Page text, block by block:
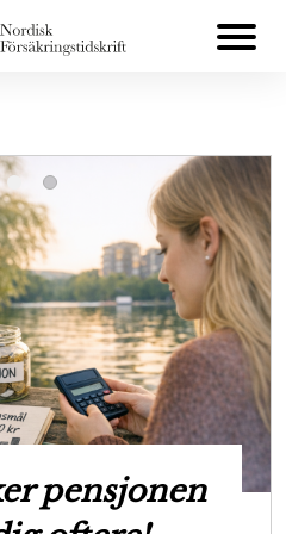
Ny rapport